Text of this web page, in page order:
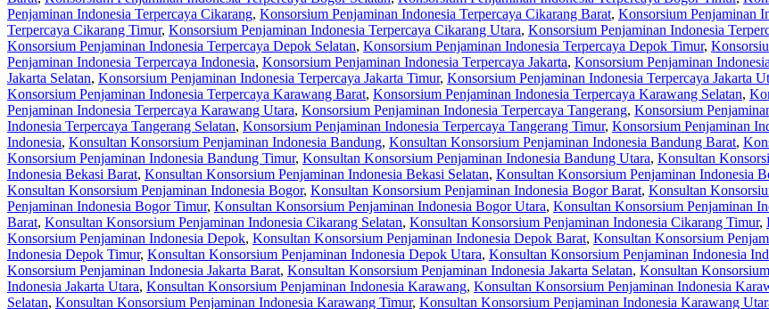
Penjaminan Indonesia Terpercaya Cikarang, Konsorsium Penjaminan Indonesia Terpercaya Cikarang Barat, Konsorsium Penjaminan
Terpercaya Cikarang Timur, Konsorsium Penjaminan Indonesia Terpercaya Cikarang Utara, Konsorsium Penjaminan Indonesia
Konsorsium Penjaminan Indonesia Terpercaya Depok Selatan, Konsorsium Penjaminan Indonesia Terpercaya Depok Timur,
Penjaminan Indonesia Terpercaya Indonesia, Konsorsium Penjaminan Indonesia Terpercaya Jakarta, Konsorsium Penjaminan
Jakarta Selatan, Konsorsium Penjaminan Indonesia Terpercaya Jakarta Timur, Konsorsium Penjaminan Indonesia Terpercaya Jakarta
Konsorsium Penjaminan Indonesia Terpercaya Karawang Barat, Konsorsium Penjaminan Indonesia Terpercaya Karawang Selatan,
Penjaminan Indonesia Terpercaya Karawang Utara, Konsorsium Penjaminan Indonesia Terpercaya Tangerang, Konsorsium
Indonesia Terpercaya Tangerang Selatan, Konsorsium Penjaminan Indonesia Terpercaya Tangerang Timur, Konsorsium Penjaminan
Indonesia, Konsultan Konsorsium Penjaminan Indonesia Bandung, Konsultan Konsorsium Penjaminan Indonesia Bandung Barat,
Konsorsium Penjaminan Indonesia Bandung Timur, Konsultan Konsorsium Penjaminan Indonesia Bandung Utara, Konsultan
Indonesia Bekasi Barat, Konsultan Konsorsium Penjaminan Indonesia Bekasi Selatan, Konsultan Konsorsium Penjaminan Indonesia
Konsultan Konsorsium Penjaminan Indonesia Bogor, Konsultan Konsorsium Penjaminan Indonesia Bogor Barat, Konsultan
Penjaminan Indonesia Bogor Timur, Konsultan Konsorsium Penjaminan Indonesia Bogor Utara, Konsultan Konsorsium Penjaminan
Barat, Konsultan Konsorsium Penjaminan Indonesia Cikarang Selatan, Konsultan Konsorsium Penjaminan Indonesia Cikarang Timur,
Konsorsium Penjaminan Indonesia Depok, Konsultan Konsorsium Penjaminan Indonesia Depok Barat, Konsultan Konsorsium
Indonesia Depok Timur, Konsultan Konsorsium Penjaminan Indonesia Depok Utara, Konsultan Konsorsium Penjaminan Indonesia
Konsorsium Penjaminan Indonesia Jakarta Barat, Konsultan Konsorsium Penjaminan Indonesia Jakarta Selatan, Konsultan
Indonesia Jakarta Utara, Konsultan Konsorsium Penjaminan Indonesia Karawang, Konsultan Konsorsium Penjaminan Indonesia
Selatan, Konsultan Konsorsium Penjaminan Indonesia Karawang Timur, Konsultan Konsorsium Penjaminan Indonesia Karawang